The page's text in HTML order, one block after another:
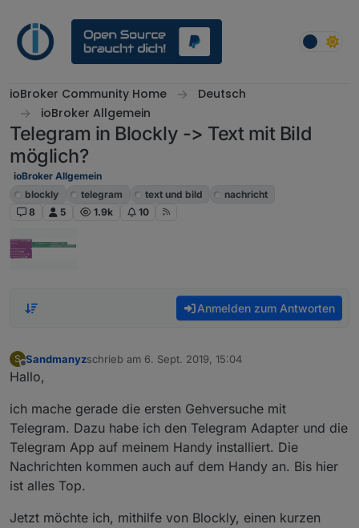
ioBroker Community Home
Deutsch
ioBroker Allgemein
Telegram in Blockly -> Text mit Bild
möglich?
ioBroker Allgemein
blockly
telegram text und bild
nachricht
8
5 1.9k 10
Anmelden zum Antworten
S
Offline
Sandmanyzschrieb am 6. Sept. 2019, 15:04
zuletzt editiert von
Hallo,
ich mache gerade die ersten Gehversuche mit
Telegram. Dazu habe ich den Telegram Adapter und die
Telegram App auf meinem Handy installiert. Die
Nachrichten kommen auch auf dem Handy an. Bis hier
ist alles Top.
Jetzt möchte ich, mithilfe von Blockly, einen kurzen